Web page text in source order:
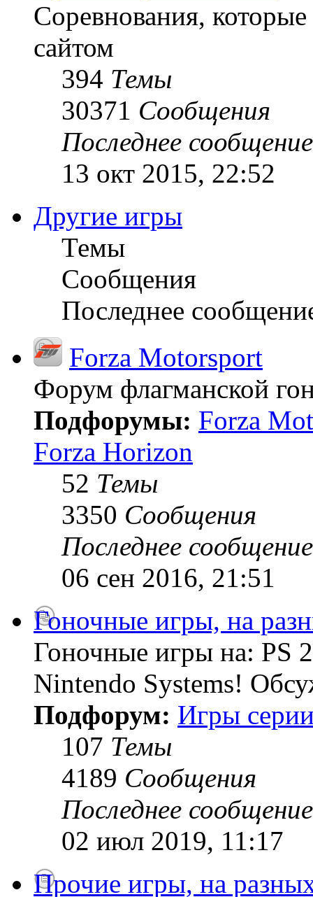
Соревнования,
сайтом
394 Темы
30371 Сообщения
Последнее сообщение
13 окт 2015, 22:52
Другие игры
Темы
Сообщения
Последнее
Forza Motorsport
Форум флагманской
Подфорумы: Forza
Forza Horizon
52 Темы
3350 Сообщения
Последнее сообщение
06 сен 2016, 21:51
Гоночные игры, на
Гоночные игры на: PS
Nintendo Systems!
Подфорум: Игры
107 Темы
4189 Сообщения
Последнее сообщение
02 июл 2019, 11:17
Прочие игры, на